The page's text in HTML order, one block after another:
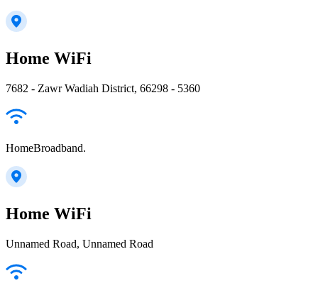
Home WiFi
7682 - Zawr Wadiah District, 66298 - 5360
HomeBroadband.
Home WiFi
Unnamed Road, Unnamed Road